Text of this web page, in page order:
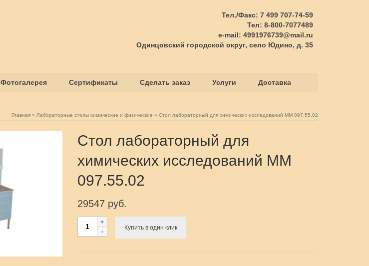
Тел./Факс: 7 499 707-74-59
Тел: 8-800-7077489
e-mail: 4991976739@mail.ru
Одинцовский городской округ, село Юдино, д. 35
Фотогалерея Сертификаты Сделать заказ Услуги Доставка
Главная » Лабораторные столы химические и физические » Стол лабораторный для химических исследований ММ 097.55.02
Стол лабораторный для
химических исследований ММ
097.55.02
29547 руб.
Количество
товара
Купить в один клик